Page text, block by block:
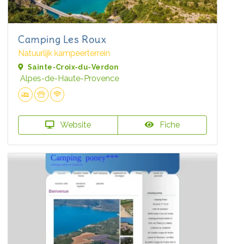
Camping Les Roux
Natuurlijk kampeerterrein
Sainte-Croix-du-Verdon
Alpes-de-Haute-Provence
Website Fiche